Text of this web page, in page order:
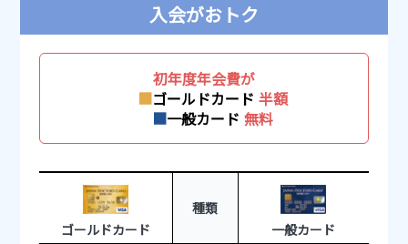
入会がおトク
初年度年会費が
■ゴールドカード 半額
■一般カード 無料
ゴールドカード
種類
一般カード